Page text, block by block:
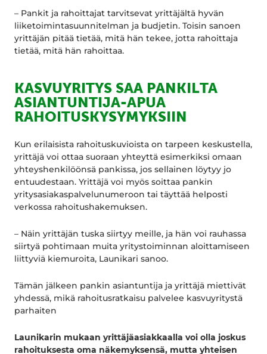
– Pankit ja rahoittajat tarvitsevat yrittäjältä hyvän
liiketoimintasuunnitelman ja budjetin. Toisin sanoen
yrittäjän pitää tietää, mitä hän tekee, jotta rahoittaja
tietää, mitä hän rahoittaa.
KASVUYRITYS SAA PANKILTA
ASIANTUNTIJA-APUA
RAHOITUSKYSYMYKSIIN
Kun erilaisista rahoituskuvioista on tarpeen keskustella,
yrittäjä voi ottaa suoraan yhteyttä esimerkiksi omaan
yhteyshenkilöönsä pankissa, jos sellainen löytyy jo
entuudestaan. Yrittäjä voi myös soittaa pankin
yritysasiakaspalvelunumeroon tai täyttää helposti
verkossa rahoitushakemuksen.
– Näin yrittäjän tuska siirtyy meille, ja hän voi rauhassa
siirtyä pohtimaan muita yritystoiminnan aloittamiseen
liittyviä kiemuroita, Launikari sanoo.
Tämän jälkeen pankin asiantuntija ja yrittäjä miettivät
yhdessä, mikä rahoitusratkaisu palvelee kasvuyritystä
parhaiten
Launikarin mukaan yrittäjäasiakkaalla voi olla joskus
rahoituksesta oma näkemyksensä, mutta yhteisen